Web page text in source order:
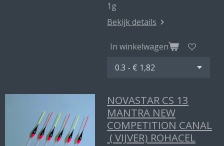
1g
Bekijk details
In winkelwagen
NOVASTAR CS 13
MANTRA NEW
COMPETITION CANAL
( VIJVER) ROHACEL